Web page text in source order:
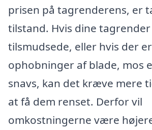
prisen på tagrenderens, er
tilstand. Hvis dine
tilsmudsede, eller hvis der er
ophobninger af blade, mos
snavs, kan det kræve mere
at få dem renset. Derfor vil
omkostningerne være